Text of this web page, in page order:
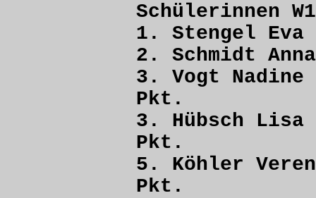
Schülerinnen
1. Stengel
2. Schmidt
3. Vogt
Pkt.
3. Hübsch
Pkt.
5. Köhler
Pkt.